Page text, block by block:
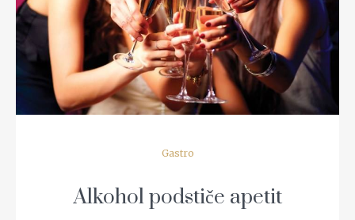
READ MORE
Gastro
Alkohol podstiče apetit